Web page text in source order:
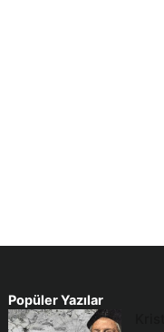
Popüler Yazılar